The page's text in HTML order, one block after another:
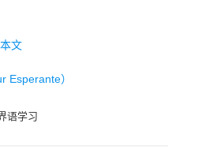
本文
Esperante）
语学习